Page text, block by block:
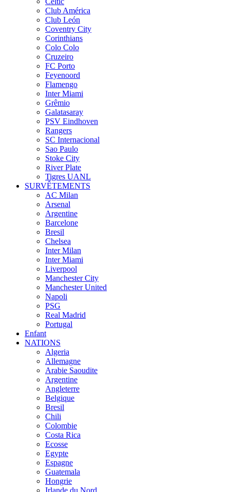
Club América
Club León
Coventry City
Corinthians
Colo Colo
Cruzeiro
FC Porto
Feyenoord
Flamengo
Inter Miami
Grêmio
Galatasaray
PSV Eindhoven
Rangers
SC Internacional
Sao Paulo
Stoke City
River Plate
Tigres UANL
SURVÊTEMENTS
AC Milan
Arsenal
Argentine
Barcelone
Bresil
Chelsea
Inter Milan
Inter Miami
Liverpool
Manchester City
Manchester United
Napoli
PSG
Real Madrid
Portugal
Enfant
NATIONS
Algeria
Allemagne
Arabie Saoudite
Argentine
Angleterre
Belgique
Bresil
Chili
Colombie
Costa Rica
Ecosse
Egypte
Espagne
Guatemala
Hongrie
Irlande du Nord